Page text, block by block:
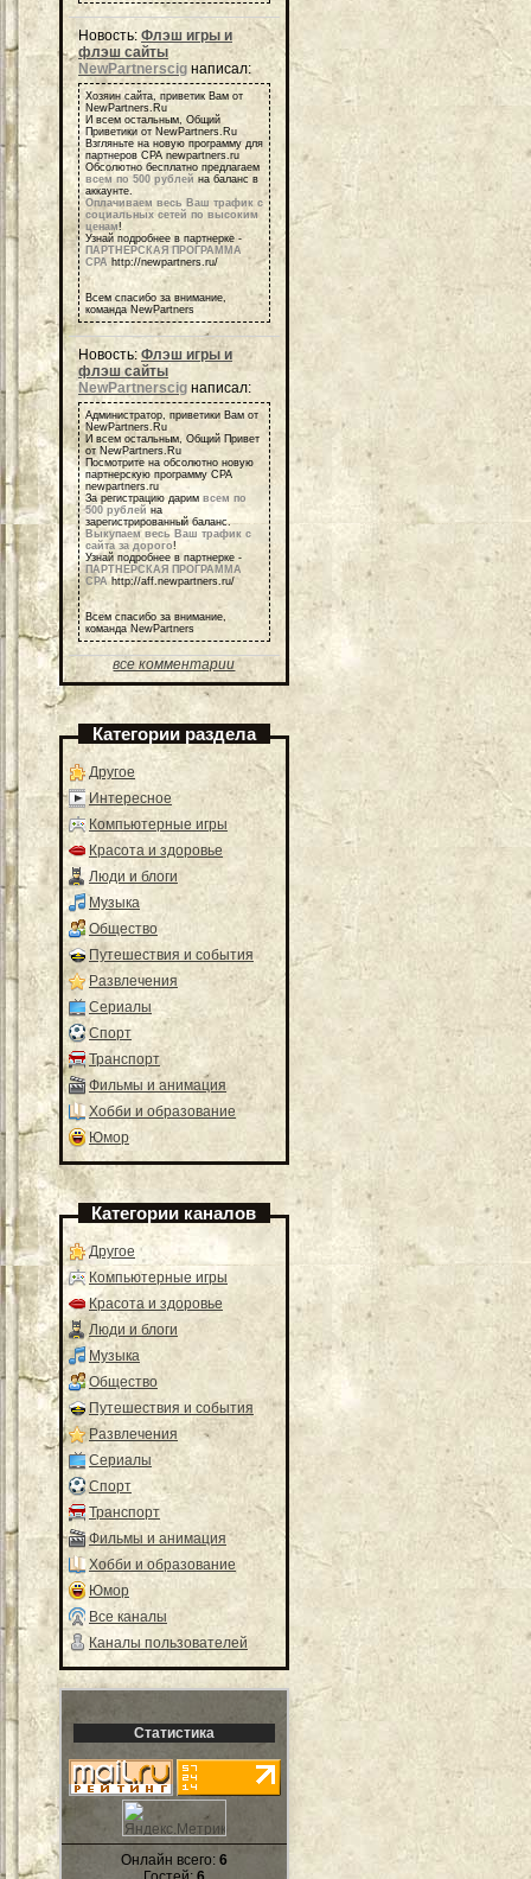
Новость: Флэш игры и
флэш сайты
NewPartnerscig написал:
Хозяин сайта, приветик Вам от
NewPartners.Ru
И всем остальным, Общий
Приветики от NewPartners.Ru
Взгляньте на новую программу для
партнеров СРА newpartners.ru
Обсолютно бесплатно предлагаем
всем по 500 рублей на баланс в
аккаунте.
Оплачиваем весь Ваш трафик с
социальных сетей по высоким
ценам!
Узнай подробнее в партнерке -
ПАРТНЕРСКАЯ ПРОГРАММА
СРА http://newpartners.ru/
Всем спасибо за внимание,
команда NewPartners
Новость: Флэш игры и
флэш сайты
NewPartnerscig написал:
Администратор, приветики Вам от
NewPartners.Ru
И всем остальным, Общий Привет
от NewPartners.Ru
Посмотрите на обсолютно новую
партнерскую программу СРА
newpartners.ru
За регистрацию дарим всем по
500 рублей на
зарегистрированный баланс.
Выкупаем весь Ваш трафик с
сайта за дорого!
Узнай подробнее в партнерке -
ПАРТНЕРСКАЯ ПРОГРАММА
СРАhttp://aff.newpartners.ru/
Всем спасибо за внимание,
команда NewPartners
все комментарии
Категории раздела
Другое
Интересное
Компьютерные игры
Красота и здоровье
Люди и блоги
Музыка
Общество
Путешествия и события
Развлечения
Сериалы
Спорт
Транспорт
Фильмы и анимация
Хобби и образование
Юмор
Категории каналов
Другое
Компьютерные игры
Красота и здоровье
Люди и блоги
Музыка
Общество
Путешествия и события
Развлечения
Сериалы
Спорт
Транспорт
Фильмы и анимация
Хобби и образование
Юмор
Все каналы
Каналы пользователей
Статистика
Онлайн всего: 6